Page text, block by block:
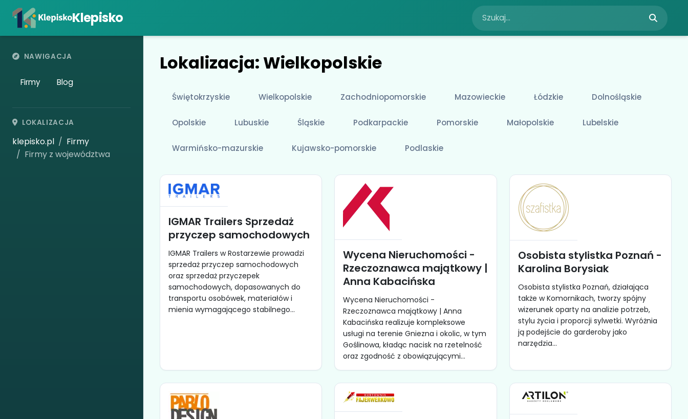
Klepisko
NAWIGACJA
Firmy Blog
LOKALIZACJA
klepisko.pl
Firmy
Firmy z województwa
Lokalizacja: Wielkopolskie
Świętokrzyskie Wielkopolskie Zachodniopomorskie Mazowieckie Łódzkie Dolnośląskie
Opolskie Lubuskie Śląskie Podkarpackie Pomorskie Małopolskie Lubelskie
Warmińsko-mazurskie Kujawsko-pomorskie Podlaskie
IGMAR Trailers Sprzedaż
przyczep samochodowych
IGMAR Trailers w Rostarzewie prowadzi
sprzedaż przyczep samochodowych
oraz sprzedaż przyczepek
samochodowych, dopasowanych do
transportu osobówek, materiałów i
mienia wymagającego stabilnego...
Wycena Nieruchomości -
Rzeczoznawca majątkowy |
Anna Kabacińska
Wycena Nieruchomości -
Rzeczoznawca majątkowy | Anna
Kabacińska realizuje kompleksowe
usługi na terenie Gniezna i okolic, w tym
Goślinowa, kładąc nacisk na rzetelność
oraz zgodność z obowiązującymi...
Osobista stylistka Poznań -
Karolina Borysiak
Osobista stylistka Poznań, działająca
także w Komornikach, tworzy spójny
wizerunek oparty na analizie potrzeb,
stylu życia i proporcji sylwetki. Wyróżnia
ją podejście do garderoby jako
narzędzia...